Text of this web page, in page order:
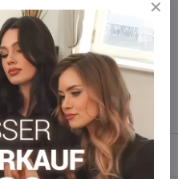
?
wir füllen die Ware für Sie